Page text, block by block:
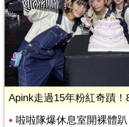
Apink走過15年粉紅奇蹟
啦啦隊爆休息室開裸體